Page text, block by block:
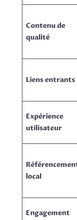
Contenu de
qualité
Liens entrants
Expérience
utilisateur
local
Engagement